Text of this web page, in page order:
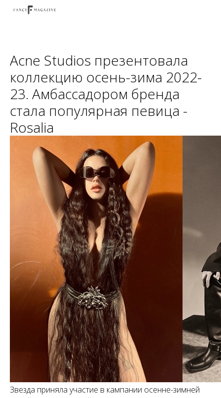
Acne Studios презентовала
коллекцию осень-зима 2022-
23. Амбассадором бренда
стала популярная певица -
Rosalia
Звезда приняла участие в кампании осенне-зимней